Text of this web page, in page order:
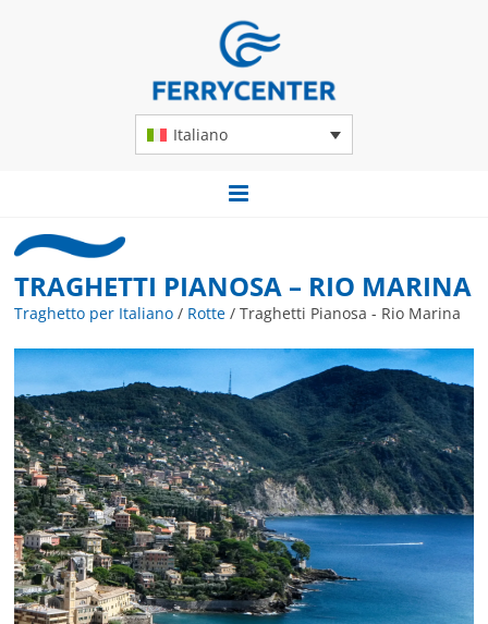
Italiano
TRAGHETTI PIANOSA – RIO MARINA
Traghetto per Italiano / Rotte /Traghetti Pianosa - Rio Marina